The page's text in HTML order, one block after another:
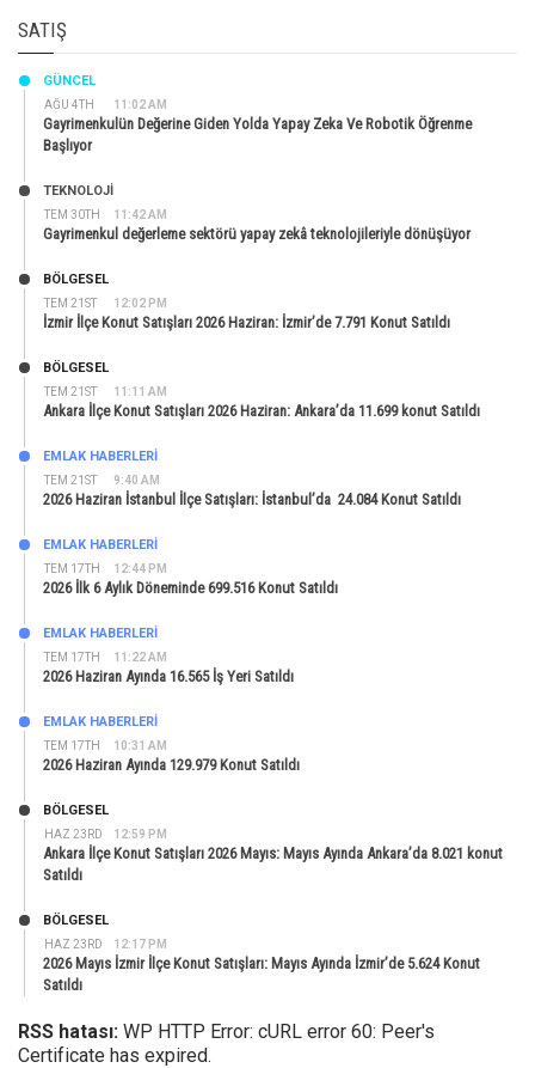
SATIŞ
AĞU 4TH 11:02 AM
GÜNCEL
Gayrimenkulün Değerine Giden Yolda Yapay Zeka Ve Robotik Öğrenme
Başlıyor
TEM 30TH 11:42 AM
TEKNOLOJİ
Gayrimenkul değerleme sektörü yapay zekâ teknolojileriyle dönüşüyor
TEM 21ST 12:02 PM
BÖLGESEL
İzmir İlçe Konut Satışları 2026 Haziran: İzmir’de 7.791 Konut Satıldı
TEM 21ST 11:11 AM
BÖLGESEL
Ankara İlçe Konut Satışları 2026 Haziran: Ankara’da 11.699 konut Satıldı
TEM 21ST 9:40 AM
EMLAK HABERLERI
2026 Haziran İstanbul İlçe Satışları: İstanbul’da 24.084 Konut Satıldı
TEM 17TH 12:44 PM
EMLAK HABERLERI
2026 İlk 6 Aylık Döneminde 699.516 Konut Satıldı
TEM 17TH 11:22 AM
EMLAK HABERLERI
2026 Haziran Ayında 16.565 İş Yeri Satıldı
TEM 17TH 10:31 AM
EMLAK HABERLERI
2026 Haziran Ayında 129.979 Konut Satıldı
HAZ 23RD 12:59 PM
BÖLGESEL
Ankara İlçe Konut Satışları 2026 Mayıs: Mayıs Ayında Ankara’da 8.021 konut
Satıldı
HAZ 23RD 12:17 PM
BÖLGESEL
2026 Mayıs İzmir İlçe Konut Satışları: Mayıs Ayında İzmir’de 5.624 Konut
Satıldı
RSS hatası: WP HTTP Error: cURL error 60: Peer's
Certificate has expired.